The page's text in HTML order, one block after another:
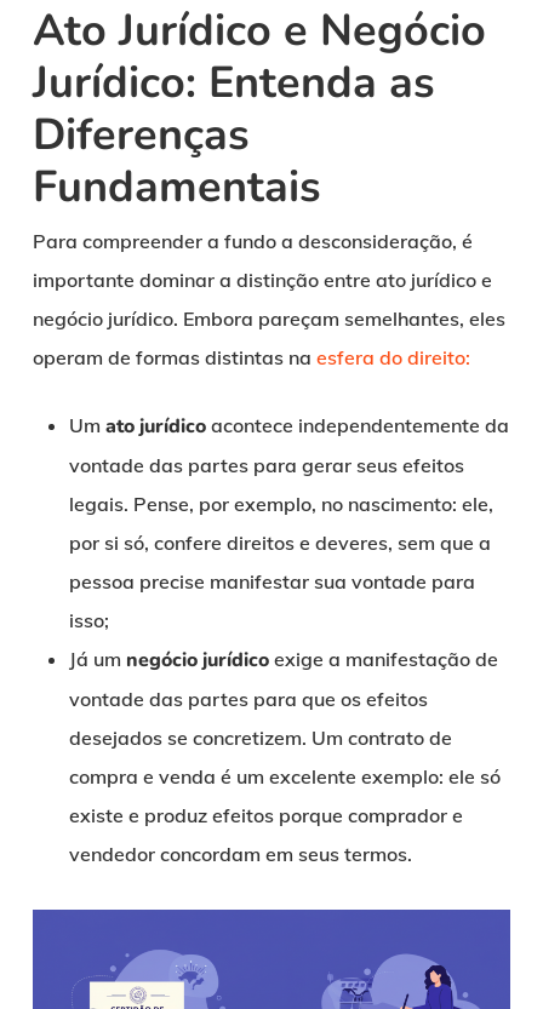
Ato Jurídico e Negócio
Jurídico: Entenda as
Diferenças
Fundamentais
Para compreender a fundo a desconsideração, é
importante dominar a distinção entre ato jurídico e
negócio jurídico. Embora pareçam semelhantes, eles
operam de formas distintas na esfera do direito:
Um ato jurídicoacontece independentemente da
vontade das partes para gerar seus efeitos
legais. Pense, por exemplo, no nascimento: ele,
por si só, confere direitos e deveres, sem que a
pessoa precise manifestar sua vontade para
isso;
Já um negócio jurídicoexige a manifestação de
vontade das partes para que os efeitos
desejados se concretizem. Um contrato de
compra e venda é um excelente exemplo: ele só
existe e produz efeitos porque comprador e
vendedor concordam em seus termos.